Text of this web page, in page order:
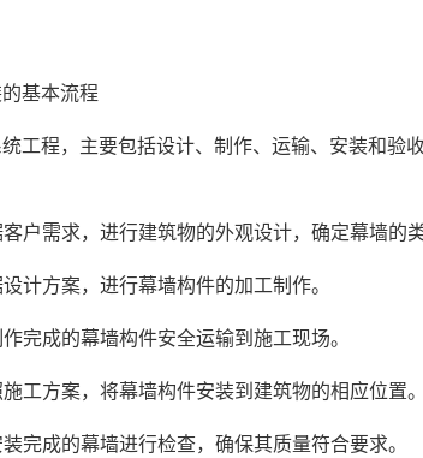
基本流程
工程，主要包括设计、制作、运输、安装和
户需求，进行建筑物的外观设计，确定幕墙的
计方案，进行幕墙构件的加工制作。
完成的幕墙构件安全运输到施工现场。
工方案，将幕墙构件安装到建筑物的相应位置。
完成的幕墙进行检查，确保其质量符合要求。